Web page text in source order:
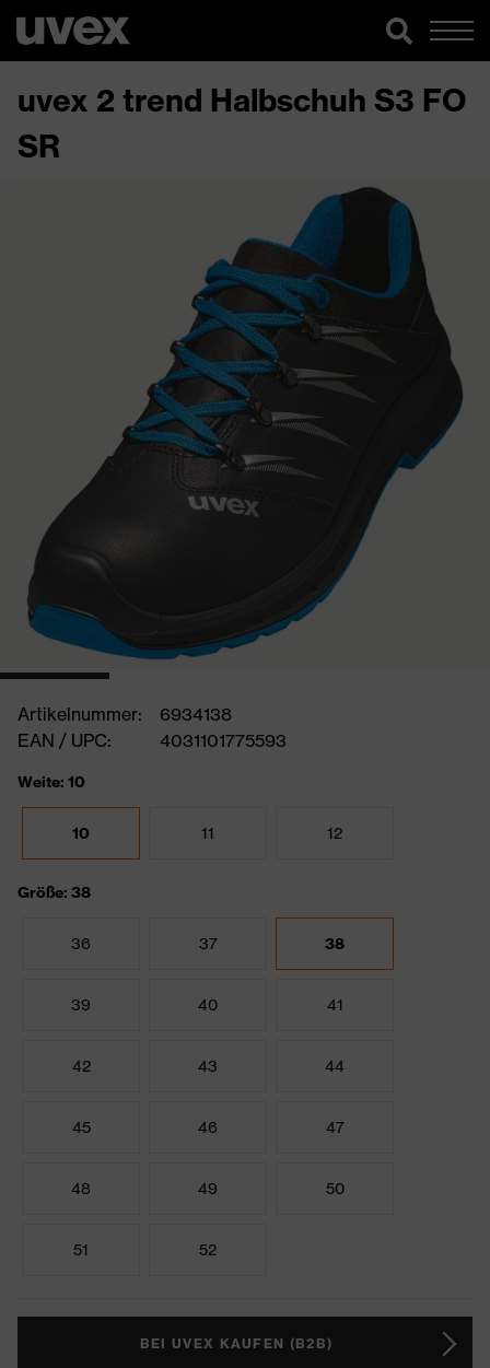
uvex 2 trend Halbschuh S3 FO
SR
Artikelnummer:
6934138
EAN / UPC:
4031101775593
Weite: 10
10 11 12
Größe: 38
36 37 38
39 40 41
42 43 44
45 46 47
48 49 50
51 52
BEI UVEX KAUFEN (B2B)